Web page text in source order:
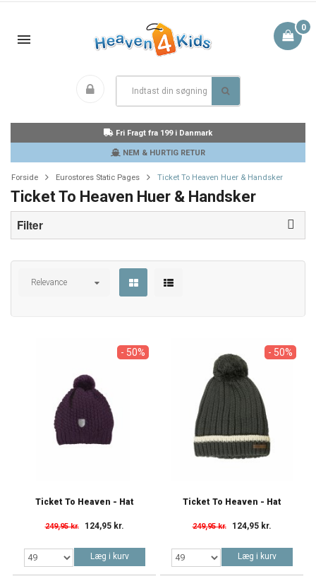
0
Fri Fragt fra 199 i Danmark
NEM & HURTIG RETUR
Forside Eurostores Static Pages Ticket To Heaven Huer & Handsker
Ticket To Heaven Huer & Handsker
Filter
Relevance
- 50%
Ticket To Heaven - Hat
249,95 kr. 124,95 kr.
Læg i kurv
- 50%
Ticket To Heaven - Hat
249,95 kr. 124,95 kr.
Læg i kurv